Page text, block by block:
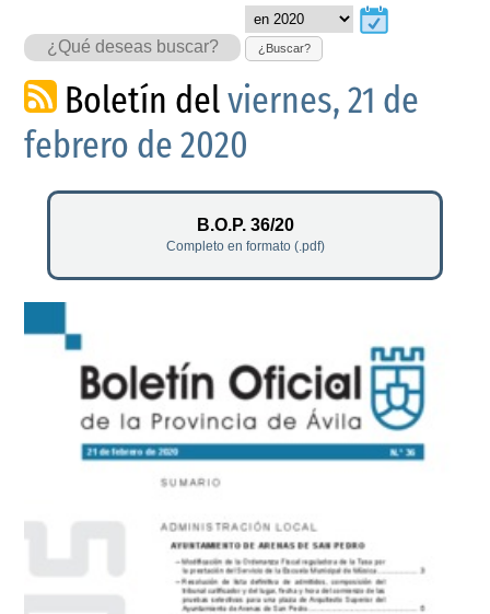
¿Buscar?
Boletín delviernes, 21 de
febrero de 2020
B.O.P. 36/20
Completo en formato (.pdf)